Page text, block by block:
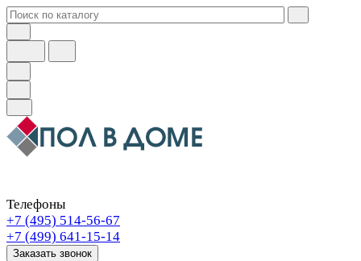
Телефоны
+7 (495) 514-56-67
+7 (499) 641-15-14
Заказать звонок